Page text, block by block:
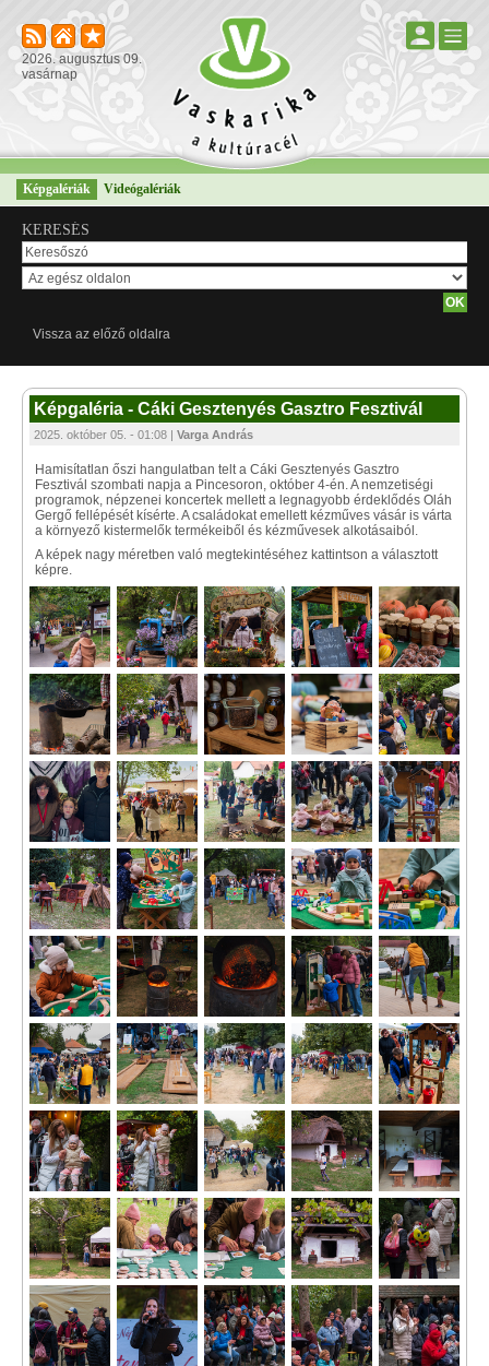
2026. augusztus 09.
vasárnap
Képgalériák Videógalériák
KERESÉS
Vissza az előző oldalra
Képgaléria - Cáki Gesztenyés Gasztro Fesztivál
2025. október 05. - 01:08 | Varga András
Hamisítatlan őszi hangulatban telt a Cáki Gesztenyés Gasztro
Fesztivál szombati napja a Pincesoron, október 4-én. A nemzetiségi
programok, népzenei koncertek mellett a legnagyobb érdeklődés Oláh
Gergő fellépését kísérte. A családokat emellett kézműves vásár is várta
a környező kistermelők termékeiből és kézművesek alkotásaiból.
A képek nagy méretben való megtekintéséhez kattintson a választott
képre.